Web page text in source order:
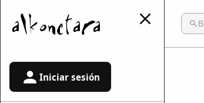
Iniciar sesión